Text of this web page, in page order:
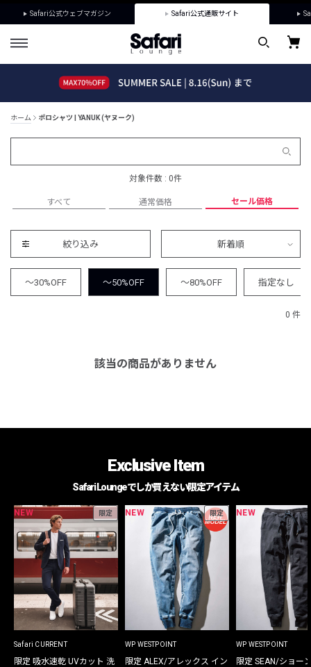
Safari公式ウェブマガジン Safari公式通販サイト
ホーム ポロシャツ | YANUK (ヤヌーク)
対象件数 : 0件
すべて 通常価格 セール価格
絞り込み 新着順
～30%OFF ～50%OFF ～80%OFF 指定なし
0 件
該当の商品がありません
Exclusive Item
Safari Loungeでしか買えない限定アイテム
NEW 限定
Safari CURRENT
限定 吸水速乾 UVカット 洗
NEW 限定
WP WESTPOINT
限定 ALEX/アレックス イン
NEW
WP WESTPOINT
限定 SEAN/ショー